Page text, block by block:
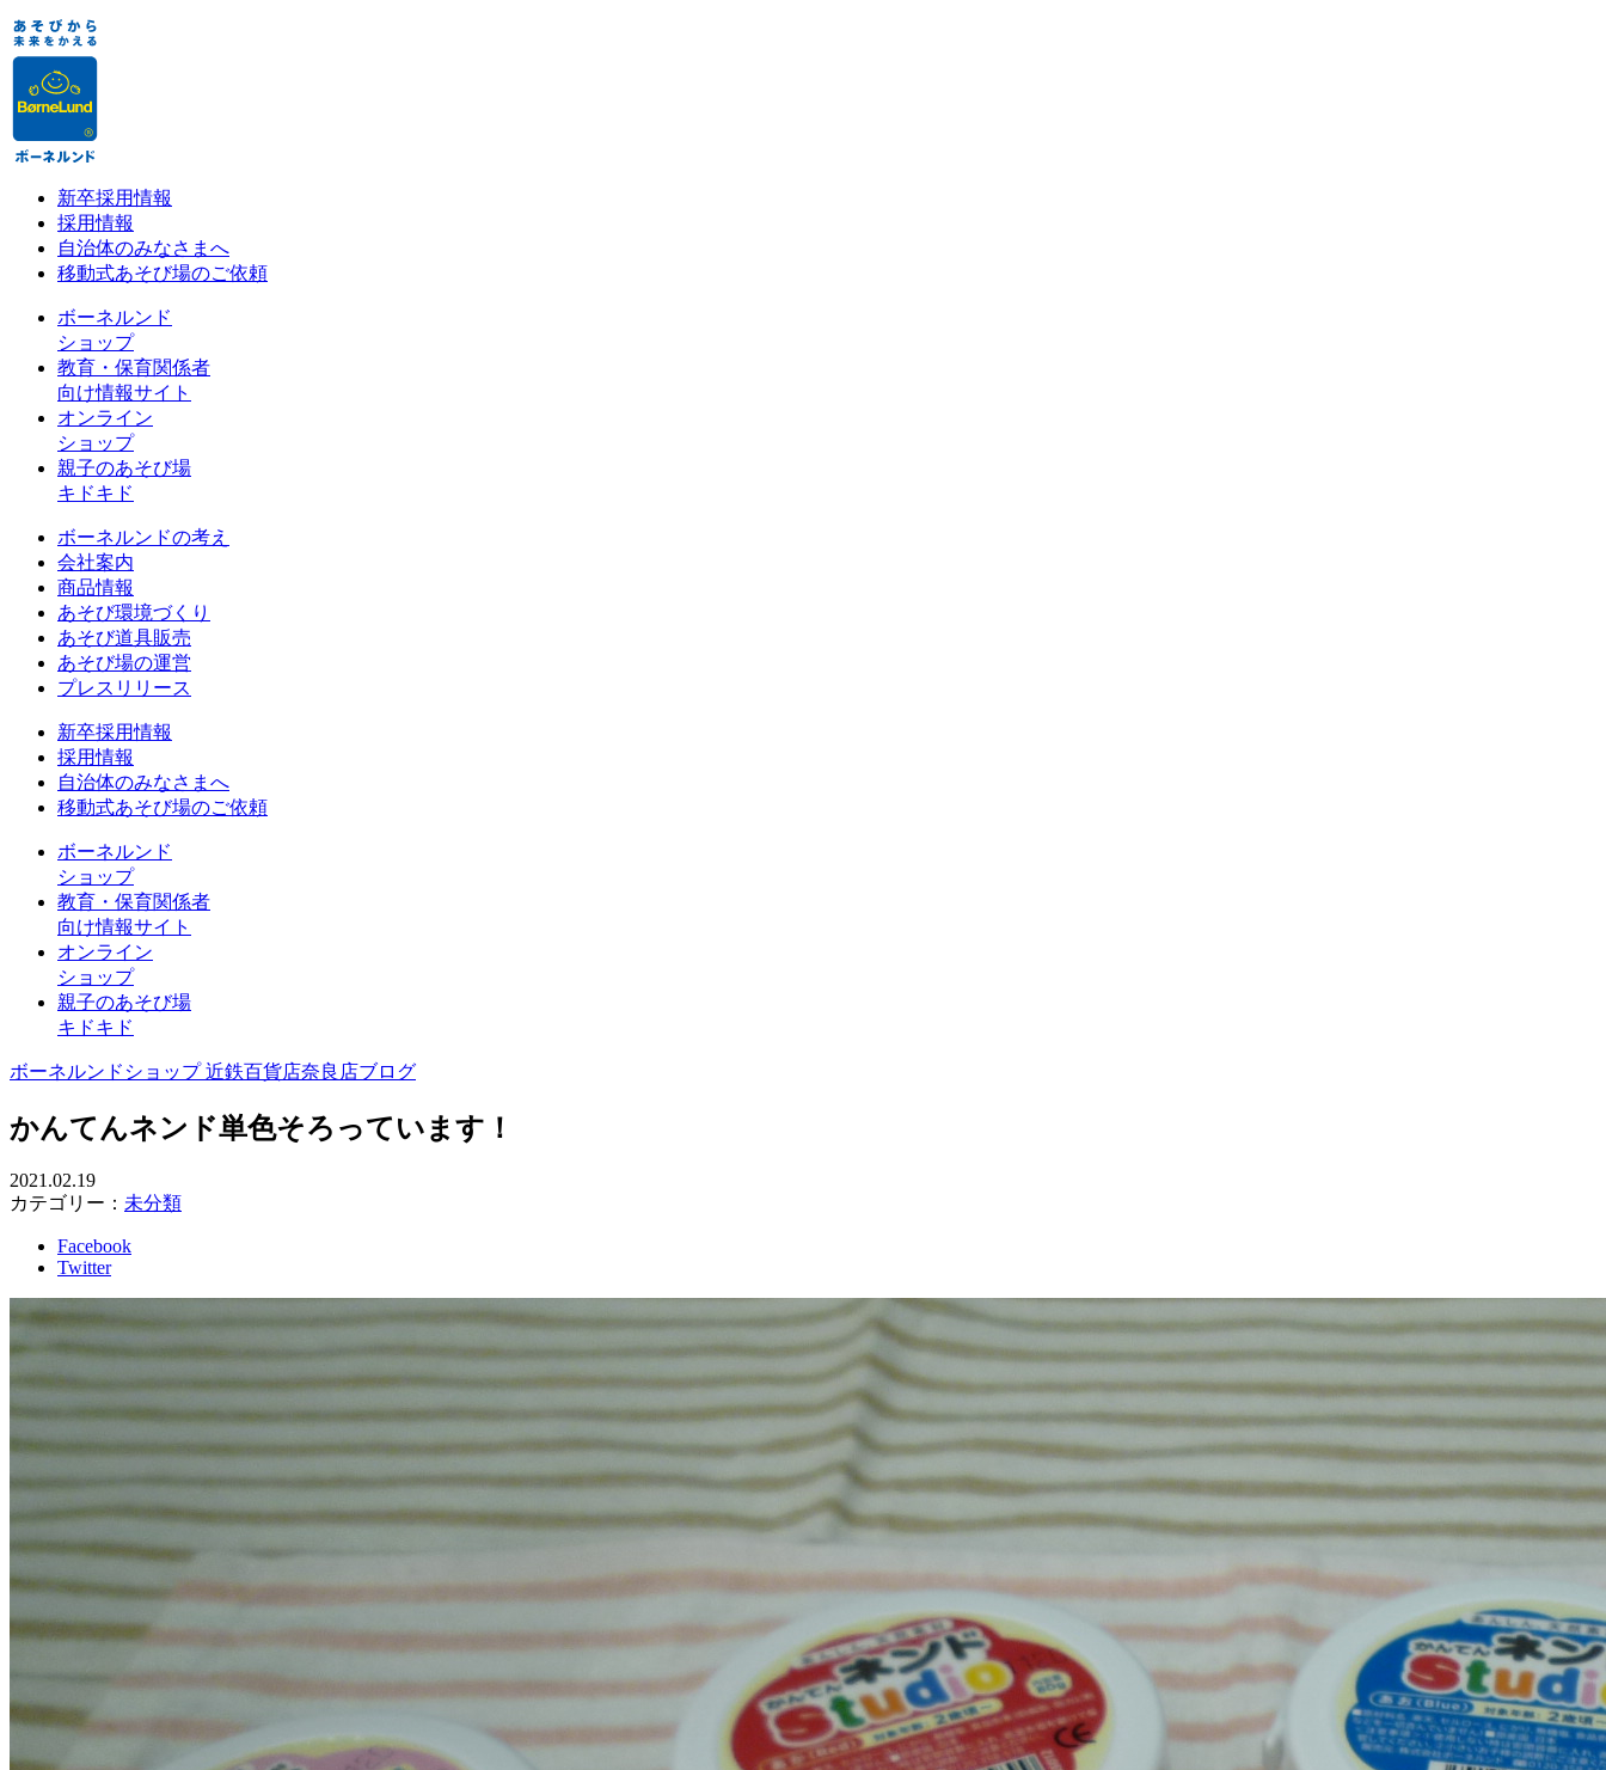
新卒採用情報
採用情報
自治体のみなさまへ
移動式あそび場のご依頼
ボーネルンド
ショップ
教育・保育関係者
向け情報サイト
オンライン
ショップ
親子のあそび場
キドキド
ボーネルンドの考え
会社案内
商品情報
あそび環境づくり
あそび道具販売
あそび場の運営
プレスリリース
新卒採用情報
採用情報
自治体のみなさまへ
移動式あそび場のご依頼
ボーネルンド
ショップ
教育・保育関係者
向け情報サイト
オンライン
ショップ
親子のあそび場
キドキド
ボーネルンドショップ 近鉄百貨店奈良店ブログ
かんてんネンド単色そろっています！
2021.02.19
カテゴリー： 未分類
Facebook
Twitter